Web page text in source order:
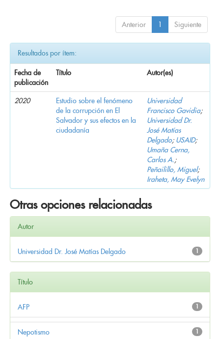
Anterior 1 Siguiente
Resultados por ítem:
Fecha de
publicación
Título Autor(es)
2020
Estudio sobre el fenómeno
de la corrupción en El
Salvador y sus efectos en la
ciudadanía
Universidad
Francisco Gavidia;
Universidad Dr.
José Matías
Delgado; USAID;
Umaña Cerna,
Carlos A.;
Peñailillo, Miguel;
Iraheta, May Evelyn
Otras opciones relacionadas
Autor
1
Universidad Dr. José Matías Delgado
Título
1
AFP
1
Nepotismo